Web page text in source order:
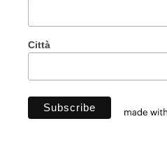
Città